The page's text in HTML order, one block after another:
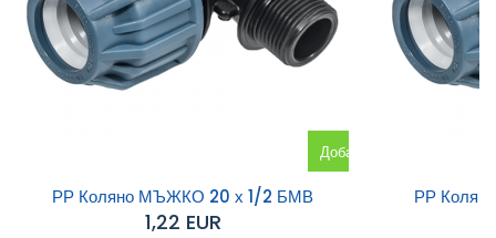
Добавяне
РР Коляно МЪЖКО 20 х 1/2 БМВ
1,22 EUR
РР